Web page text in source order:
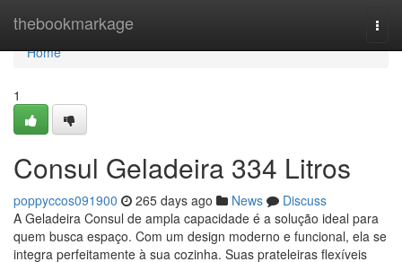
thebookmarkage
Home
Home
1
Consul Geladeira 334 Litros
poppyccos091900 265 days ago News
Discuss
A Geladeira Consul de ampla capacidade é a solução ideal para
quem busca espaço. Com um design moderno e funcional, ela se
integra perfeitamente à sua cozinha. Suas prateleiras flexíveis